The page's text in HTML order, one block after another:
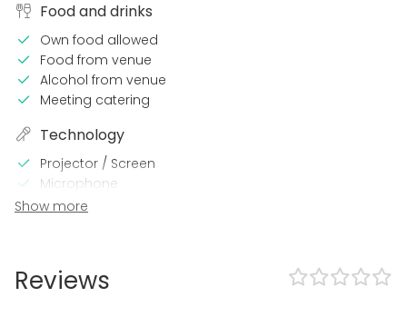
Food and drinks
Own food allowed
Food from venue
Alcohol from venue
Meeting catering
Technology
Projector / Screen
Microphone
Wi-Fi
Loud music OK
Show more
Reviews